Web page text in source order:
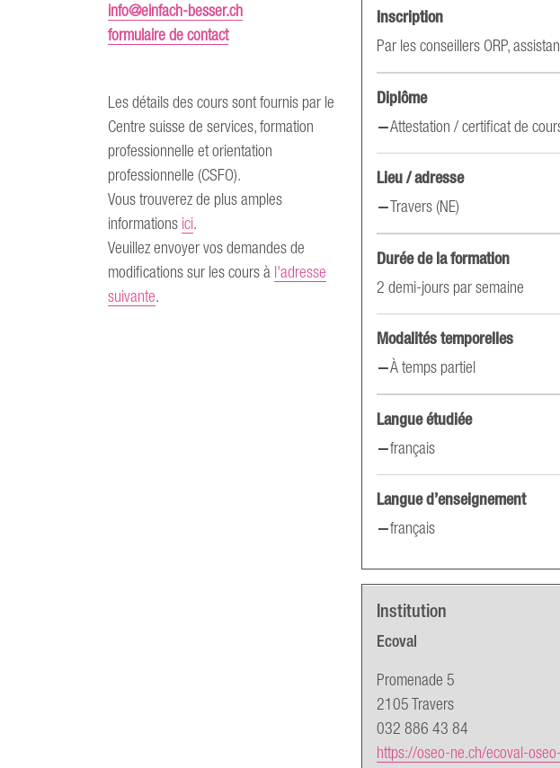
info@einfach-besser.ch
formulaire de contact
Les détails des cours sont fournis par le
Centre suisse de services, formation
professionnelle et orientation
professionnelle (CSFO).
Vous trouverez de plus amples
informations ici.
Veuillez envoyer vos demandes de
modifications sur les cours à l'adresse
suivante.
Inscription
Par les conseillers ORP,
Diplôme
Attestation / certificat de
Lieu / adresse
Travers (NE)
Durée de la formation
2 demi-jours par semaine
Modalités temporelles
À temps partiel
Langue étudiée
français
Langue d’enseignement
français
Institution
Ecoval
Promenade 5
2105 Travers
032 886 43 84
https://oseo-ne.ch/ecoval-